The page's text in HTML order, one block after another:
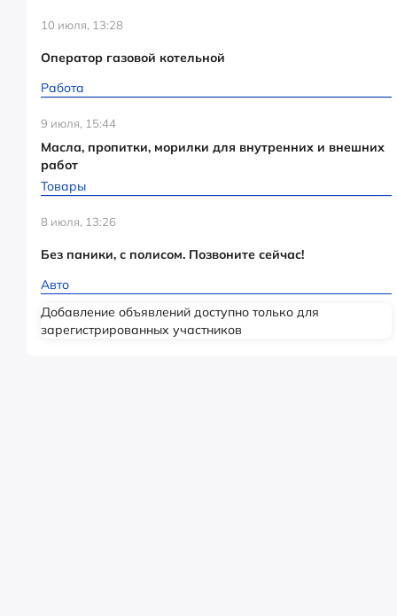
10 июля, 13:28
Оператор газовой котельной
Работа
9 июля, 15:44
Масла, пропитки, морилки для внутренних и внешних
работ
Товары
8 июля, 13:26
Без паники, с полисом. Позвоните сейчас!
Авто
Добавление объявлений доступно только для
зарегистрированных участников